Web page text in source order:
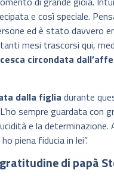
e così speciale.
ed è stato davvero
mesi trascorsi qui,
circondata
dalla figlia durante
sempre guardata
e la
piena fiducia in lei”.
di papà